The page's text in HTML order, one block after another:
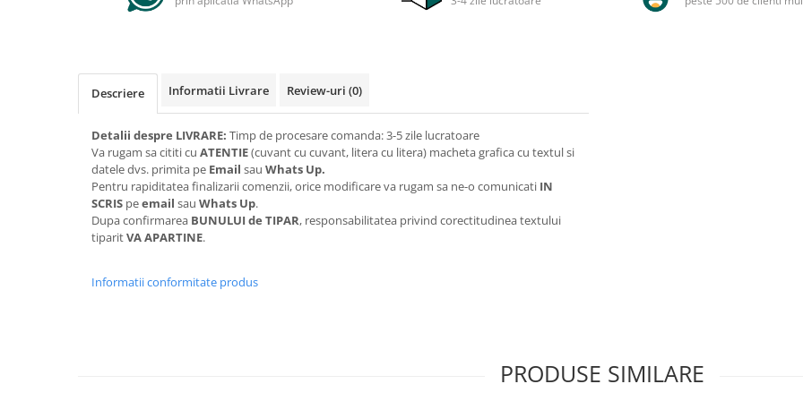
Descriere Informatii Livrare Review-uri (0)
Detalii despre LIVRARE: Timp de procesare comanda: 3-5 zile lucratoare
Va rugam sa cititi cu ATENTIE(cuvant cu cuvant, litera cu litera) macheta grafica cu textul si
datele dvs. primita pe Email sau Whats Up.
Pentru rapiditatea finalizarii comenzii, orice modificare va rugam sa ne-o comunicati IN
SCRIS peemail sau Whats Up.
Dupa confirmarea BUNULUI de TIPAR, responsabilitatea privind corectitudinea textului
tiparitVA APARTINE.
Informatii conformitate produs
PRODUSE SIMILARE